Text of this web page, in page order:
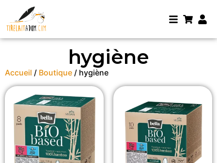
hygiène
Accueil / Boutique / hygiène